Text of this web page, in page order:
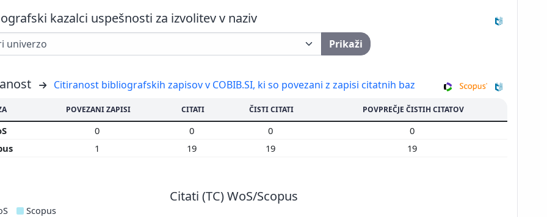
kazalci uspešnosti za izvolitev v naziv
Prikaži
Citiranost bibliografskih zapisov v COBIB.SI, ki so povezani z zapisi citatnih baz
POVEZANI ZAPISI CITATI ČISTI CITATI POVPREČJE ČISTIH CITATOV
0 0 0
0
1 19 19 19
Citati (TC) WoS/Scopus
Scopus